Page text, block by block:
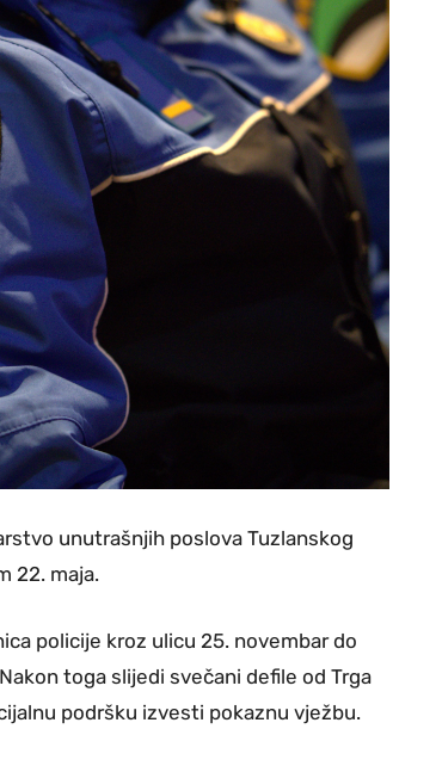
unutrašnjih poslova Tuzlanskog
22. maja.
policije kroz ulicu 25. novembar do
toga slijedi svečani defile od Trga
podršku izvesti pokaznu vježbu.